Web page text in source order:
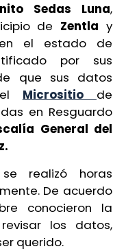
Sedas Luna,
de Zentla y
el estado de
por sus
que sus datos
Micrositio de
en Resguardo
General del
realizó horas
De acuerdo
conocieron la
los datos,
querido.